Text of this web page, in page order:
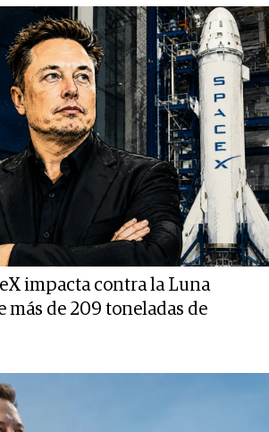
impacta contra la Luna
más de 209 toneladas de